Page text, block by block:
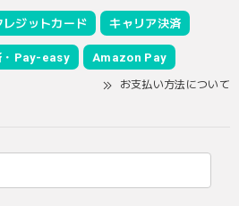
レジットカード キャリア決済
・Pay-easy Amazon Pay
お支払い方法について